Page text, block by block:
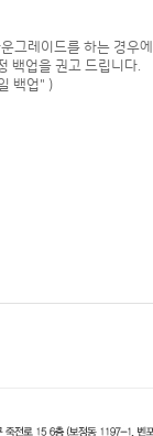
레이드를 하는 경우
백업을 권고 드립니다.
백업" )